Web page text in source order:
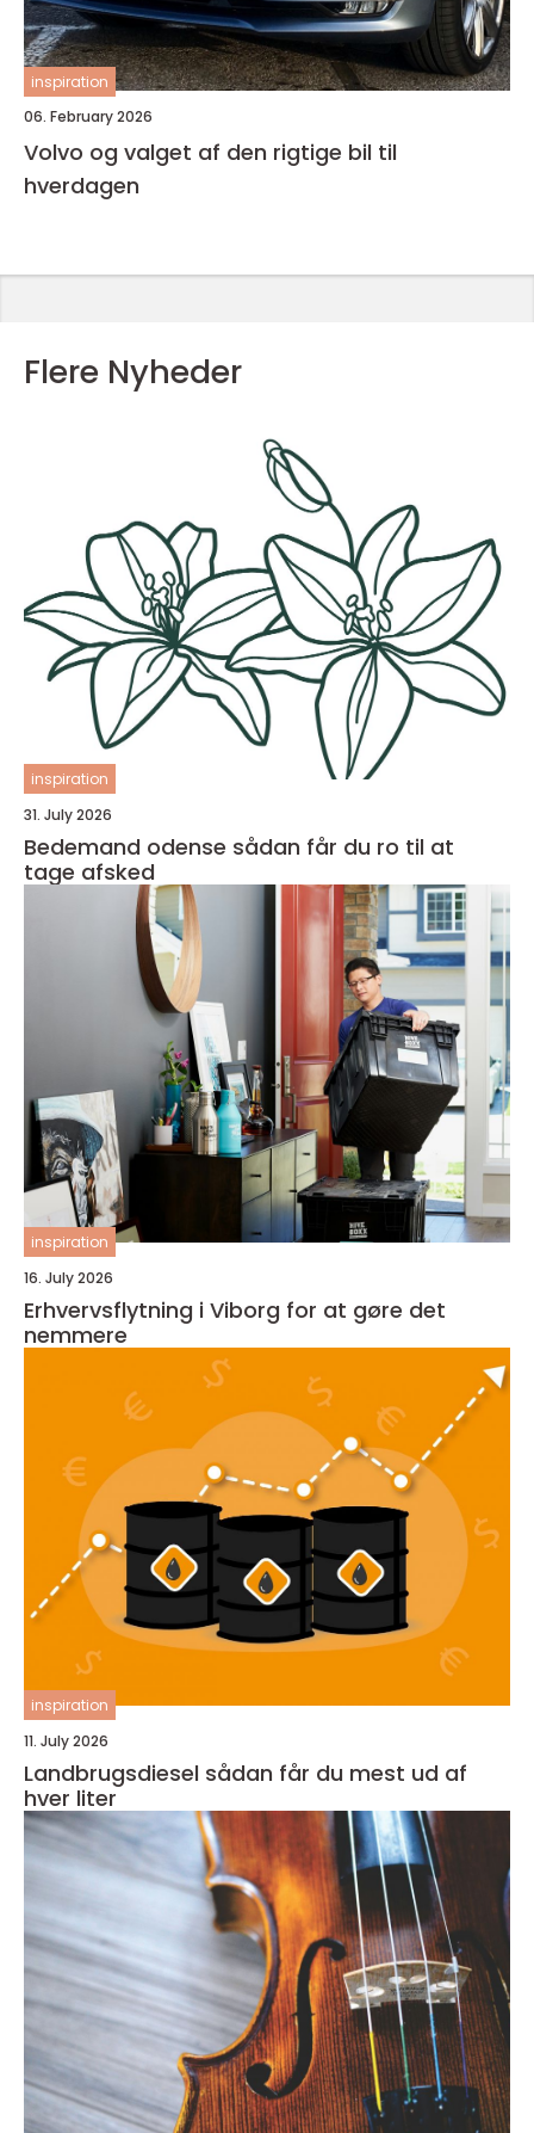
inspiration
06. February 2026
Volvo og valget af den rigtige bil til
hverdagen
Flere Nyheder
inspiration
31. July 2026
Bedemand odense sådan får du ro til at
tage afsked
inspiration
16. July 2026
Erhvervsflytning i Viborg for at gøre det
nemmere
inspiration
11. July 2026
Landbrugsdiesel sådan får du mest ud af
hver liter